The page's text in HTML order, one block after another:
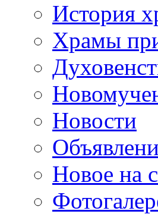
История
Храмы
Новости
Новое на